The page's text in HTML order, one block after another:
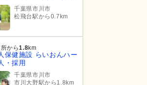
千葉県市川市
松飛台駅から0.7km
所から1.8km
保健施設 らいおんハー
・採用
千葉県市川市
市川大野駅から1.8km